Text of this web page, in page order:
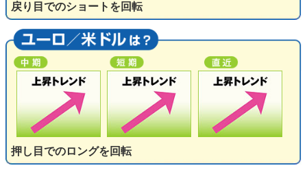
戻り目でのショートを回転
押し目でのロングを回転